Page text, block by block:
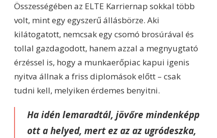
Összességében az ELTE Karriernap sokkal több
volt, mint egy egyszerű állásbörze. Aki
kilátogatott, nemcsak egy csomó brosúrával és
tollal gazdagodott, hanem azzal a megnyugtató
érzéssel is, hogy a munkaerőpiac kapui igenis
nyitva állnak a friss diplomások előtt – csak
tudni kell, melyiken érdemes benyitni.
Ha idén lemaradtál, jövőre mindenképp
ott a helyed, mert ez az az ugródeszka,